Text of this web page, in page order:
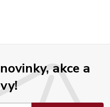
akce a